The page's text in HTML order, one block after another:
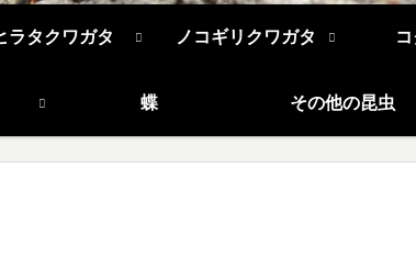
ラタクワガタ ノコギリクワガタ
蝶 その他の昆虫